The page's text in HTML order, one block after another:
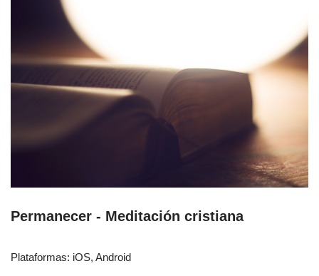
Permanecer - Meditación cristiana
Plataformas: iOS, Android